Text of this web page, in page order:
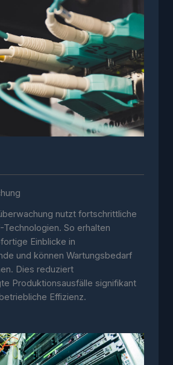
nutzt fortschrittliche
Technologien. So erhalten
Einblicke in
und können Wartungsbedarf
Dies reduziert
Produktionsausfälle signifikant
Effizienz.